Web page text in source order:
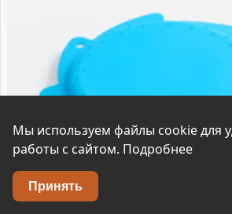
Мы используем файлы cookie для
работы с сайтом. Подробнее
Принять